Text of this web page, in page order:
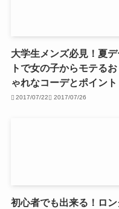
大学生メンズ必見！夏デ
トで女の子からモテるお
ゃれなコーデとポイント
2017/07/22 2017/07/26
初心者でも出来る！ロン